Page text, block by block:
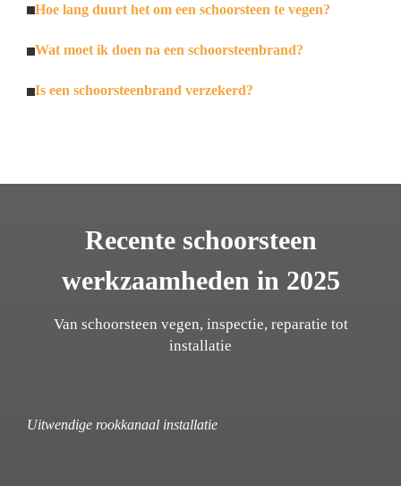
Hoe lang duurt het om een schoorsteen te vegen?
Wat moet ik doen na een schoorsteenbrand?
Is een schoorsteenbrand verzekerd?
Recente schoorsteen
werkzaamheden in 2025
Van schoorsteen vegen, inspectie, reparatie tot
installatie
Uitwendige rookkanaal installatie